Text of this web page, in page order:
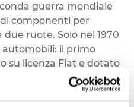
guerra mondiale
componenti per
ruote. Solo nel 1970
automobili: il primo
su licenza Fiat e dotato
da 65 cavalli. La
i confini nazionali a